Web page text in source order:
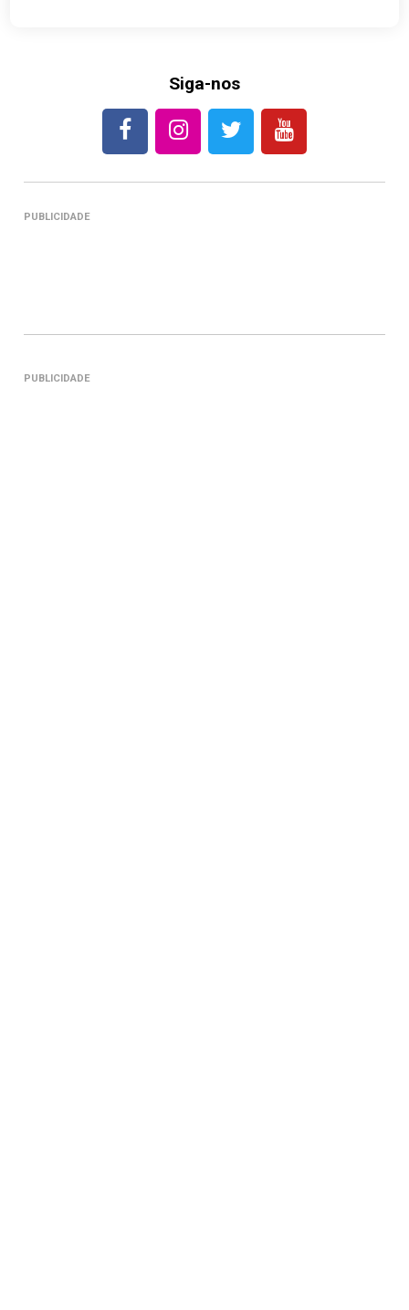
Siga-nos
PUBLICIDADE
PUBLICIDADE